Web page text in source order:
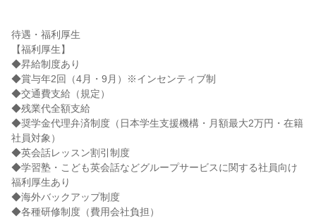
待遇・福利厚生
【福利厚生】
◆昇給制度あり
◆賞与年2回（4月・9月）※インセンティブ制
◆交通費支給（規定）
◆残業代全額支給
◆奨学金代理弁済制度（日本学生支援機構・月額最大2万円・在籍
社員対象）
◆英会話レッスン割引制度
◆学習塾・こども英会話などグループサービスに関する社員向け
福利厚生あり
◆海外バックアップ制度
◆各種研修制度（費用会社負担）